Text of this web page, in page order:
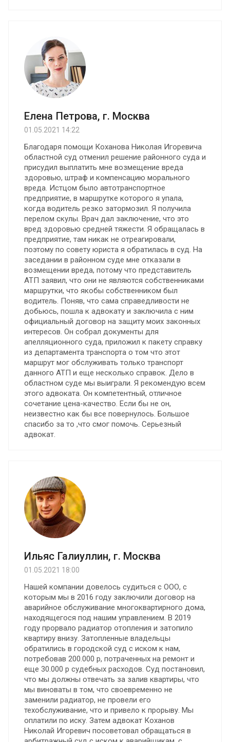
Елена Петрова, г. Москва
01.05.2021 14:22
Благодаря помощи Коханова Николая Игоревича
областной суд отменил решение районного суда и
присудил выплатить мне возмещение вреда
здоровью, штраф и компенсацию морального
вреда. Истцом было автотранспортное
предприятие, в маршрутке которого я упала,
когда водитель резко затормозил. Я получила
перелом скулы. Врач дал заключение, что это
вред здоровью средней тяжести. Я обращалась в
предприятие, там никак не отреагировали,
поэтому по совету юриста я обратилась в суд. На
заседании в районном суде мне отказали в
возмещении вреда, потому что представитель
АТП заявил, что они не являются собственниками
маршрутки, что якобы собственником был
водитель. Поняв, что сама справедливости не
добьюсь, пошла к адвокату и заключила с ним
официальный договор на защиту моих законных
интересов. Он собрал документы для
апелляционного суда, приложил к пакету справку
из департамента транспорта о том что этот
маршрут мог обслуживать только транспорт
данного АТП и еще несколько справок. Дело в
областном суде мы выиграли. Я рекомендую всем
этого адвоката. Он компетентный, отличное
сочетание цена-качество. Если бы не он,
неизвестно как бы все повернулось. Большое
спасибо за то ,что смог помочь. Серьезный
адвокат.
Ильяс Галиуллин, г. Москва
01.05.2021 18:00
Нашей компании довелось судиться с ООО, с
которым мы в 2016 году заключили договор на
аварийное обслуживание многоквартирного дома,
находящегося под нашим управлением. В 2019
году прорвало радиатор отопления и затопило
квартиру внизу. Затопленные владельцы
обратились в городской суд с иском к нам,
потребовав 200.000 р, потраченных на ремонт и
еще 30.000 р судебных расходов. Суд постановил,
что мы должны отвечать за залив квартиры, что
мы виноваты в том, что своевременно не
заменили радиатор, не провели его
техобслуживание, что и привело к прорыву. Мы
оплатили по иску. Затем адвокат Коханов
Николай Игоревич посоветовал обращаться в